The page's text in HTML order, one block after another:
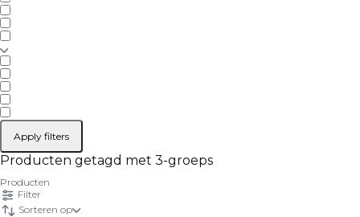
Apply filters
Producten getagd met 3-groeps
Producten
Filter
Sorteren op